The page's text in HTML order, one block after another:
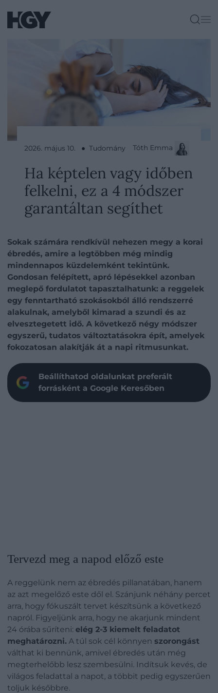
2026. május 10. ● Tudomány Tóth Emma
Ha képtelen vagy időben
felkelni, ez a 4 módszer
garantáltan segíthet
Sokak számára rendkívül nehezen megy a korai
ébredés, amire a legtöbben még mindig
mindennapos küzdelemként tekintünk.
Gondosan felépített, apró lépésekkel azonban
meglepő fordulatot tapasztalhatunk: a reggelek
egy fenntartható szokásokból álló rendszerré
alakulnak, amelyből kimarad a szundi és az
elvesztegetett idő. A következő négy módszer
egyszerű, tudatos változtatásokra épít, amelyek
fokozatosan alakítják át a napi ritmusunkat.
Beállíthatod oldalunkat preferált
forrásként a Google Keresőben
Tervezd meg a napod előző este
A reggelünk nem az ébredés pillanatában, hanem
az azt megelőző este dől el. Szánjunk néhány percet
arra, hogy fókuszált tervet készítsünk a következő
napról. Figyeljünk arra, hogy ne akarjunk mindent
24 órába sűríteni: elég 2-3 kiemelt feladatot
meghatározni. A túl sok cél könnyen szorongást
válthat ki bennünk, amivel ébredés után még
megterhelőbb lesz szembesülni. Indítsuk kevés, de
világos feladattal a napot, a többit pedig egyszerűen
toljuk későbbre.